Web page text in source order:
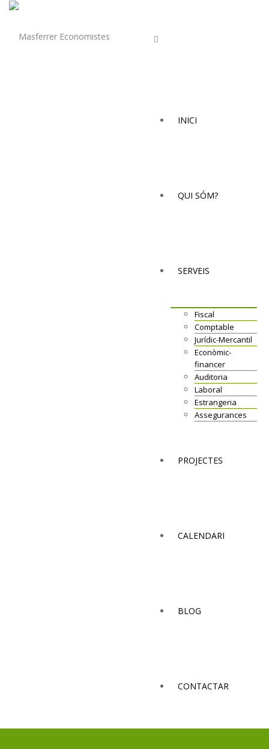
INICI
QUI SÓM?
SERVEIS
Fiscal
Comptable
Jurídic-Mercantil
Econòmic-
financer
Auditoria
Laboral
Estrangeria
Assegurances
PROJECTES
CALENDARI
BLOG
CONTACTAR